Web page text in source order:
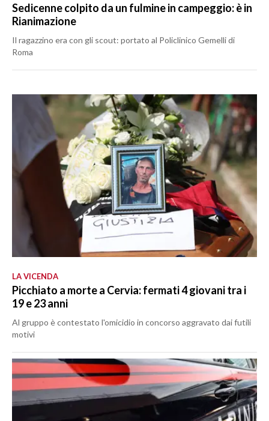
Sedicenne colpito da un fulmine in campeggio: è in
Rianimazione
Il ragazzino era con gli scout: portato al Policlinico Gemelli di
Roma
LA VICENDA
Picchiato a morte a Cervia: fermati 4 giovani tra i
19 e 23 anni
Al gruppo è contestato l'omicidio in concorso aggravato dai futili
motivi